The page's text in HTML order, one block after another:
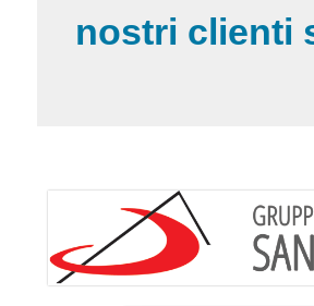
nostri clienti